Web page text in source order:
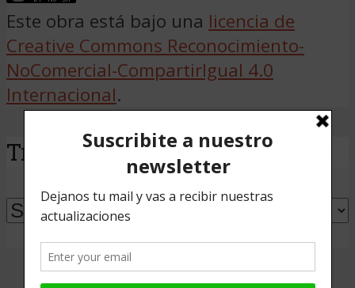
Este obra está bajo una licencia de
Creative Commons Reconocimiento-
NoComercial-CompartirIgual 4.0
Internacional.
Traducir